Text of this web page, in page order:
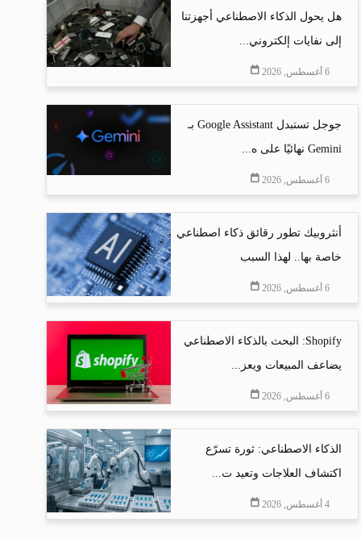
هل يحول الذكاء الاصطناعي أجهزتنا
إلى نفايات إلكتروني...
6 أغسطس, 2026
جوجل تستبدل Google Assistant بـ
Gemini نهائيًا على ه...
6 أغسطس, 2026
أنثروبيك تطور رقائق ذكاء اصطناعي
خاصة بها.. لهذا السبب
6 أغسطس, 2026
Shopify: البحث بالذكاء الاصطناعي
يضاعف المبيعات ويعز...
6 أغسطس, 2026
الذكاء الاصطناعي: ثورة تسرّع
اكتشاف العلاجات وتعيد ت...
4 أغسطس, 2026